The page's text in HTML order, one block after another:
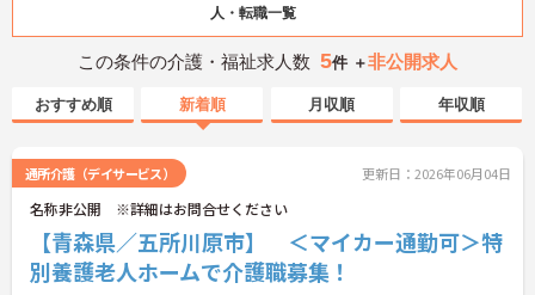
人・転職一覧
この条件の介護・福祉求人数 5件 ＋非公開求人
おすすめ順 新着順 月収順 年収順
通所介護（デイサービス） 更新日：2026年06月04日
名称非公開 ※詳細はお問合せください
【青森県／五所川原市】 ＜マイカー通勤可＞特
別養護老人ホームで介護職募集！